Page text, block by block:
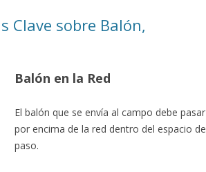
Clave sobre Balón,
Balón en la Red
El balón que se envía al campo debe pasar
por encima de la red dentro del espacio de
paso.